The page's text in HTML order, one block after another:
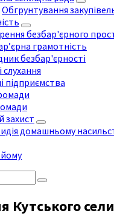
Обгрунтування
безбар'єрного
грамотність
безбар'єрності
слухання
підприємства
захист
домашньому
Кутського